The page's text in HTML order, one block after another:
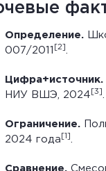
Определение.
007/2011
[2]
Цифра+источник.
НИУ ВШЭ, 2024 [3]
Ограничение.
2024 года [1]
Сравнение.